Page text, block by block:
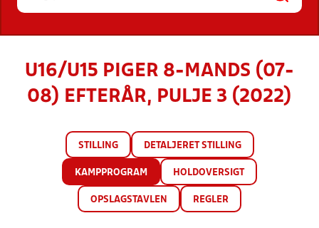
U16/U15 PIGER 8-MANDS (07-
08) EFTERÅR, PULJE 3 (2022)
STILLING DETALJERET STILLING
KAMPPROGRAM HOLDOVERSIGT
OPSLAGSTAVLEN REGLER